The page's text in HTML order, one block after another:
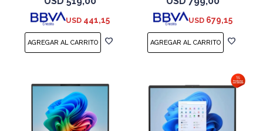
USD 441,15 USD 679,15